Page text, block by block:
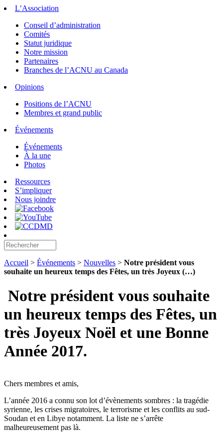
L’Association
Conseil d’administration
Comités
Statut juridique
Notre mission
Partenaires
Branches de l’ACNU au Canada
Opinions
Positions de l’ACNU
Membres et grand public
Événements
Événements
À la une
Photos
Ressources
S’impliquer
Nous joindre
Accueil > Événements > Nouvelles > Notre président vous
souhaite un heureux temps des Fêtes, un très Joyeux (…)
Notre président vous souhaite
un heureux temps des Fêtes, un
très Joyeux Noël et une Bonne
Année 2017.
Chers membres et amis,
L’année 2016 a connu son lot d’évènements sombres : la tragédie
syrienne, les crises migratoires, le terrorisme et les conflits au sud-
Soudan et en Libye notamment. La liste ne s’arrête
malheureusement pas là.